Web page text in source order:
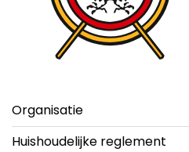
Organisatie
Huishoudelijke reglement